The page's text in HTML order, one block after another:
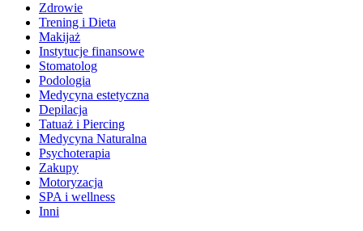
Zdrowie
Trening i Dieta
Makijaż
Instytucje finansowe
Stomatolog
Podologia
Medycyna estetyczna
Depilacja
Tatuaż i Piercing
Medycyna Naturalna
Psychoterapia
Zakupy
Motoryzacja
SPA i wellness
Inni